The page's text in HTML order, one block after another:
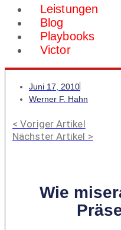
Leistungen
Blog
Playbooks
Victor
Juni 17, 2010
Werner F. Hahn
< Voriger Artikel
Nächster Artikel >
Wie